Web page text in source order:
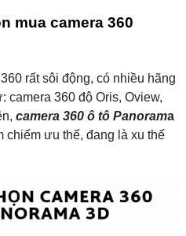
mua camera 360
rất sôi động, có nhiều hãng
camera 360 độ Oris, Oview,
camera 360 ô tô Panorama
chiếm ưu thế, đang là xu thế